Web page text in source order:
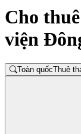
Cho
viện
Toàn quốcThuê